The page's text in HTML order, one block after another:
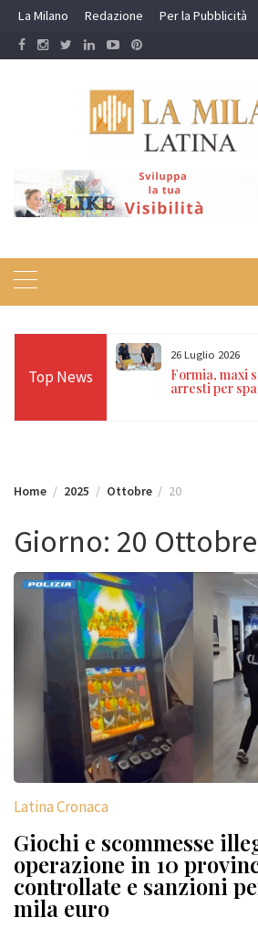
Skip
content
La Milano Redazione Per la Pubblicità
Top News
di Stato
26 Luglio 2026
Formia, maxi
arresti per
Home 2025 Ottobre 20
Giorno: 20
Latina Cronaca
Giochi e scommesse
operazione in 10
controllate e sanzioni
mila euro